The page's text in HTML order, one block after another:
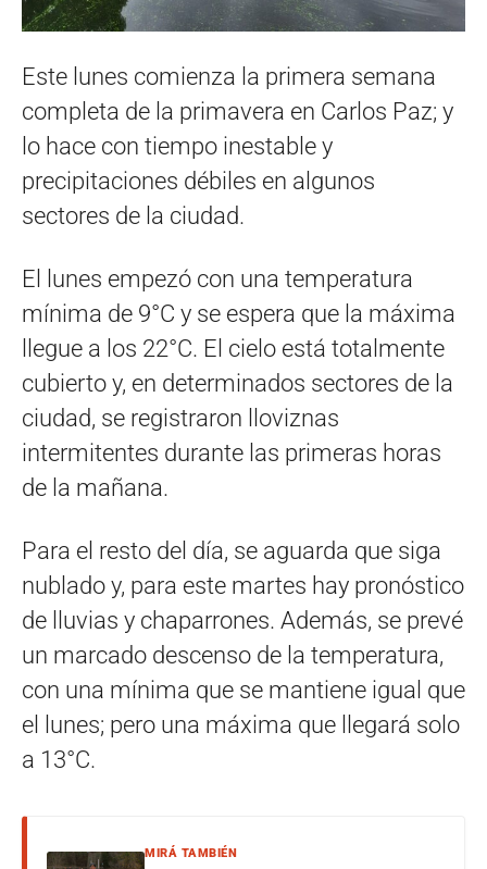
Este lunes comienza la primera semana
completa de la primavera en Carlos Paz; y
lo hace con tiempo inestable y
precipitaciones débiles en algunos
sectores de la ciudad.
El lunes empezó con una temperatura
mínima de 9°C y se espera que la máxima
llegue a los 22°C. El cielo está totalmente
cubierto y, en determinados sectores de la
ciudad, se registraron lloviznas
intermitentes durante las primeras horas
de la mañana.
Para el resto del día, se aguarda que siga
nublado y, para este martes hay pronóstico
de lluvias y chaparrones. Además, se prevé
un marcado descenso de la temperatura,
con una mínima que se mantiene igual que
el lunes; pero una máxima que llegará solo
a 13°C.
MIRÁ TAMBIÉN